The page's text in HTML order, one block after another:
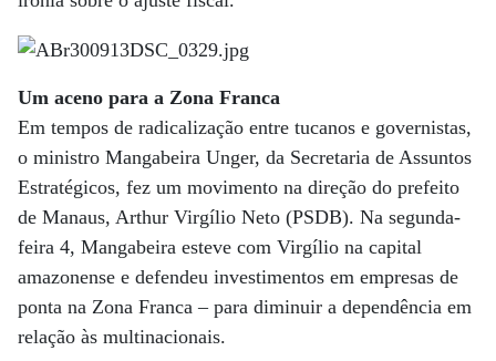
Um aceno para a Zona Franca
Em tempos de radicalização entre tucanos e governistas,
o ministro Mangabeira Unger, da Secretaria de Assuntos
Estratégicos, fez um movimento na direção do prefeito
de Manaus, Arthur Virgílio Neto (PSDB). Na segunda-
feira 4, Mangabeira esteve com Virgílio na capital
amazonense e defendeu investimentos em empresas de
ponta na Zona Franca – para diminuir a dependência em
relação às multinacionais.